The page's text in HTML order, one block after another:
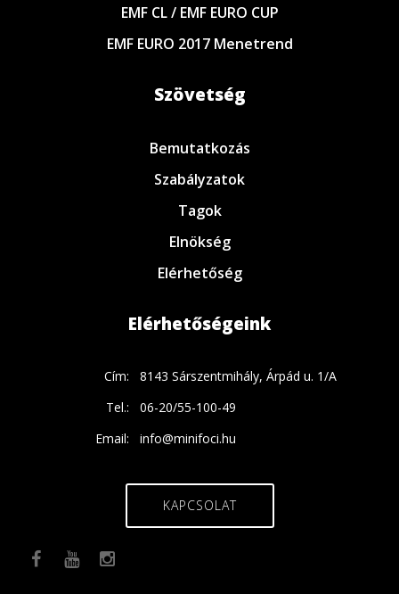
EMF CL / EMF EURO CUP
EMF EURO 2017 Menetrend
Szövetség
Bemutatkozás
Szabályzatok
Tagok
Elnökség
Elérhetőség
Elérhetőségeink
Cím:
8143 Sárszentmihály, Árpád u. 1/A
Tel.:
06-20/55-100-49
Email:
info@minifoci.hu
KAPCSOLAT